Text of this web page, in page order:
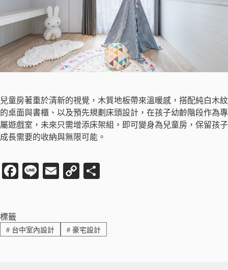
兒童房著重於清新的視覺，木質地板帶來溫暖感，搭配純白木紋
的桌面與書櫃、以及預先規劃床頭設計，在孩子幼齡階段作為專
屬遊戲室，未來只需增添床架組，即可變身為兒童房，保留孩子
成長需要的收納與無限可能。
Fa
ok
Li
E
C
Li
nk
標籤
#台中室內設計 #豪宅設計